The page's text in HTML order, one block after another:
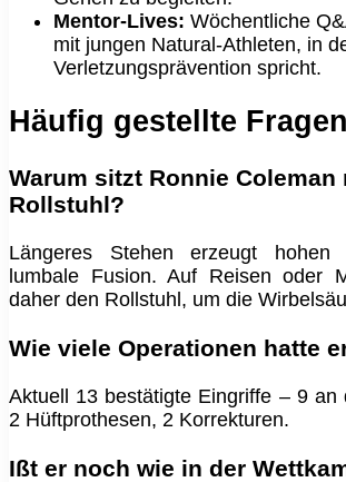
Mentor‑Lives: Wöchentliche
mit jungen Natural‑Athleten, in
Verletzungsprävention spricht.
Häufig gestellte
Warum sitzt Ronnie Coleman
Rollstuhl?
Längeres Stehen erzeugt
lumbale Fusion. Auf Reisen oder
daher den Rollstuhl, um die
Wie viele Operationen hatte
Aktuell 13 bestätigte Eingriffe – 9 an
2 Hüftprothesen, 2 Korrekturen.
Ißt er noch wie in der